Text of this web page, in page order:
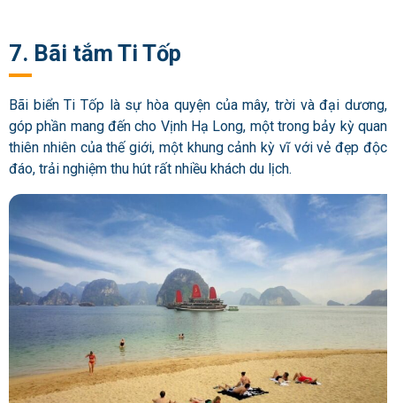
7. Bãi tắm Ti Tốp
Bãi biển Ti Tốp là sự hòa quyện của mây, trời và đại dương,
góp phần mang đến cho Vịnh Hạ Long, một trong bảy kỳ quan
thiên nhiên của thế giới, một khung cảnh kỳ vĩ với vẻ đẹp độc
đáo, trải nghiệm thu hút rất nhiều khách du lịch.